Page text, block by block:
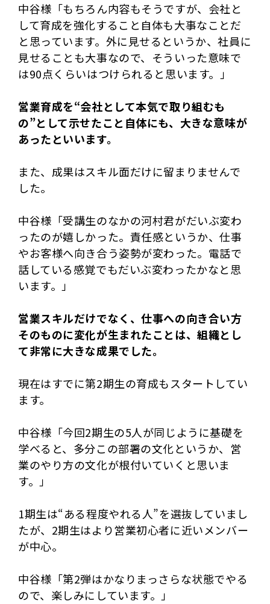
中谷様「もちろん内容もそうですが、会社と
して育成を強化すること自体も大事なことだ
と思っています。外に見せるというか、社員に
見せることも大事なので、そういった意味で
は90点くらいはつけられると思います。」
営業育成を“会社として本気で取り組むも
の”として示せたこと自体にも、大きな意味が
あったといいます。
また、成果はスキル面だけに留まりませんで
した。
中谷様「受講生のなかの河村君がだいぶ変わ
ったのが嬉しかった。責任感というか、仕事
やお客様へ向き合う姿勢が変わった。電話で
話している感覚でもだいぶ変わったかなと思
います。」
営業スキルだけでなく、仕事への向き合い方
そのものに変化が生まれたことは、組織とし
て非常に大きな成果でした。
現在はすでに第2期生の育成もスタートしてい
ます。
中谷様「今回2期生の5人が同じように基礎を
学べると、多分この部署の文化というか、営
業のやり方の文化が根付いていくと思いま
す。」
1期生は“ある程度やれる人”を選抜していまし
たが、2期生はより営業初心者に近いメンバー
が中心。
中谷様「第2弾はかなりまっさらな状態でやる
ので、楽しみにしています。」